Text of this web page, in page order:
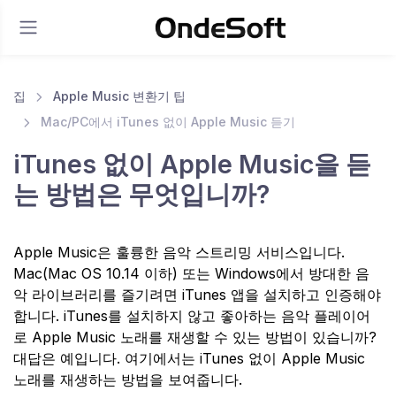
집
Apple Music 변환기 팁
Mac/PC에서 iTunes 없이 Apple Music 듣기
iTunes 없이 Apple Music을 듣
는 방법은 무엇입니까?
Apple Music은 훌륭한 음악 스트리밍 서비스입니다.
Mac(Mac OS 10.14 이하) 또는 Windows에서 방대한 음
악 라이브러리를 즐기려면 iTunes 앱을 설치하고 인증해야
합니다. iTunes를 설치하지 않고 좋아하는 음악 플레이어
로 Apple Music 노래를 재생할 수 있는 방법이 있습니까?
대답은 예입니다. 여기에서는 iTunes 없이 Apple Music
노래를 재생하는 방법을 보여줍니다.